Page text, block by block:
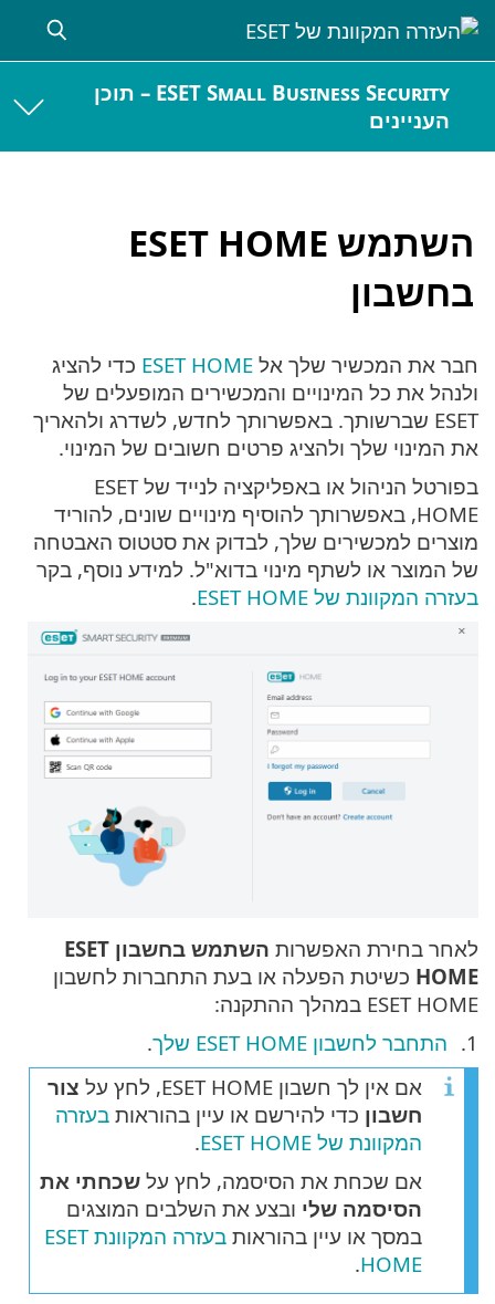
ESET Small Business Security – תוכן
העניינים
השתמש ESET HOME
בחשבון
חבר את המכשיר שלך אל ESET HOME כדי להציג
ולנהל את כל המינויים והמכשירים המופעלים של
ESET שברשותך. באפשרותך לחדש, לשדרג ולהאריך
את המינוי שלך ולהציג פרטים חשובים של המינוי.
בפורטל הניהול או באפליקציה לנייד של ESET
HOME, באפשרותך להוסיף מינויים שונים, להוריד
מוצרים למכשירים שלך, לבדוק את סטטוס האבטחה
של המוצר או לשתף מינוי בדוא"ל. למידע נוסף, בקר
בעזרה המקוונת של ESET HOME
.
לאחר בחירת האפשרות
השתמש בחשבון ESET
HOME כשיטת הפעלה או בעת התחברות לחשבון
ESET HOME במהלך ההתקנה:
התחבר לחשבון ESET HOME שלך
.
אם אין לך חשבון ESET HOME, לחץ על
צור
חשבון כדי להירשם או עיין בהוראות בעזרה
המקוונת של ESET HOME
.
אם שכחת את הסיסמה, לחץ על שכחתי את
הסיסמה שלי ובצע את השלבים המוצגים
במסך או עיין בהוראות
בעזרה המקוונת ESET
HOME
.